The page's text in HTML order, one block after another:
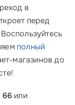
в
перед
полный
магазинов до
66 или